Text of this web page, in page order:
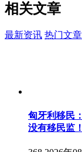
相关文章
最新资讯 热门文章
匈牙利移民
没有移民监！